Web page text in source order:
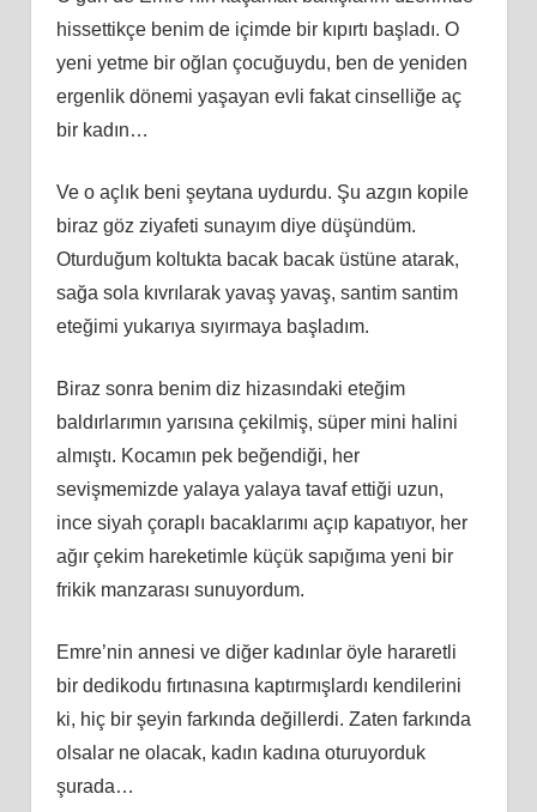
hissettikçe benim de içimde bir kıpırtı başladı. O
yeni yetme bir oğlan çocuğuydu, ben de yeniden
ergenlik dönemi yaşayan evli fakat cinselliğe aç
bir kadın…
Ve o açlık beni şeytana uydurdu. Şu azgın kopile
biraz göz ziyafeti sunayım diye düşündüm.
Oturduğum koltukta bacak bacak üstüne atarak,
sağa sola kıvrılarak yavaş yavaş, santim santim
eteğimi yukarıya sıyırmaya başladım.
Biraz sonra benim diz hizasındaki eteğim
baldırlarımın yarısına çekilmiş, süper mini halini
almıştı. Kocamın pek beğendiği, her
sevişmemizde yalaya yalaya tavaf ettiği uzun,
ince siyah çoraplı bacaklarımı açıp kapatıyor, her
ağır çekim hareketimle küçük sapığıma yeni bir
frikik manzarası sunuyordum.
Emre’nin annesi ve diğer kadınlar öyle hararetli
bir dedikodu fırtınasına kaptırmışlardı kendilerini
ki, hiç bir şeyin farkında değillerdi. Zaten farkında
olsalar ne olacak, kadın kadına oturuyorduk
şurada…